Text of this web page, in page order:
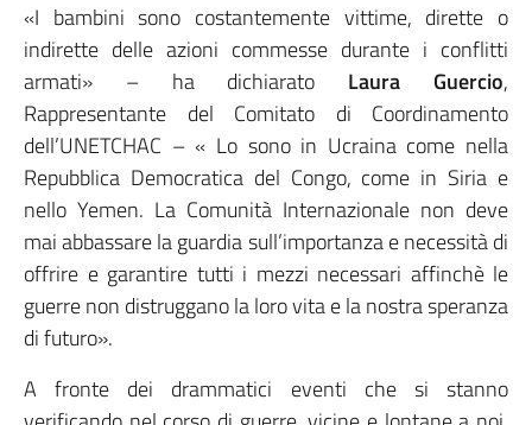
«I bambini sono costantemente vittime, dirette o
indirette delle azioni commesse durante i conflitti
armati» – ha dichiarato Laura Guercio,
Rappresentante del Comitato di Coordinamento
dell’UNETCHAC – « Lo sono in Ucraina come nella
Repubblica Democratica del Congo, come in Siria e
nello Yemen. La Comunità Internazionale non deve
mai abbassare la guardia sull’importanza e necessità di
offrire e garantire tutti i mezzi necessari affinchè le
guerre non distruggano la loro vita e la nostra speranza
di futuro».
A fronte dei drammatici eventi che si stanno